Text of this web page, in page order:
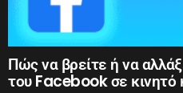
Πώς να βρείτε ή να
του Facebook σε κινητό